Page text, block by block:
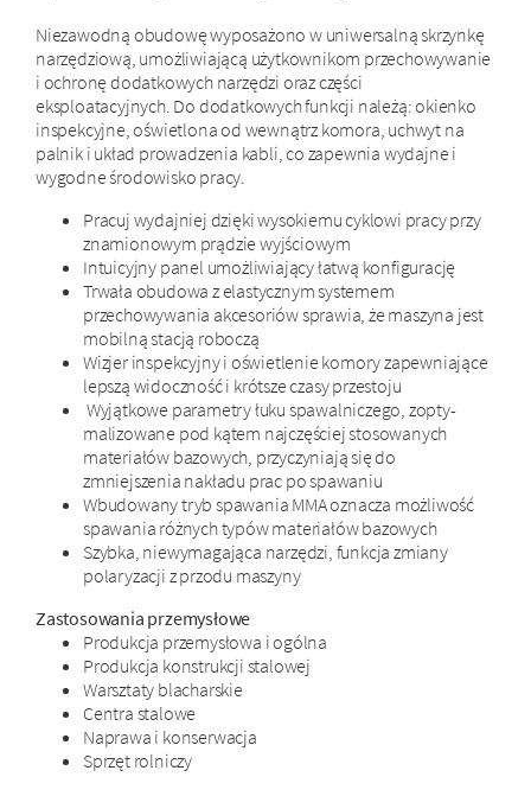
Niezawodną obudowę wyposażono w uniwersalną skrzynkę
narzędziową, umożliwiającą użytkownikom przechowywanie
i ochronę dodatkowych narzędzi oraz części
eksploatacyjnych. Do dodatkowych funkcji należą: okienko
inspekcyjne, oświetlona od wewnątrz komora, uchwyt na
palnik i układ prowadzenia kabli, co zapewnia wydajne i
wygodne środowisko pracy.
Pracuj wydajniej dzięki wysokiemu cyklowi pracy przy
znamionowym prądzie wyjściowym
Intuicyjny panel umożliwiający łatwą konfigurację
Trwała obudowa z elastycznym systemem
przechowywania akcesoriów sprawia, że maszyna jest
mobilną stacją roboczą
Wizjer inspekcyjny i oświetlenie komory zapewniające
lepszą widoczność i krótsze czasy przestoju
Wyjątkowe parametry łuku spawalniczego, zopty-
malizowane pod kątem najczęściej stosowanych
materiałów bazowych, przyczyniają się do
zmniejszenia nakładu prac po spawaniu
Wbudowany tryb spawania MMA oznacza możliwość
spawania różnych typów materiałów bazowych
Szybka, niewymagająca narzędzi, funkcja zmiany
polaryzacji z przodu maszyny
Zastosowania przemysłowe
Produkcja przemysłowa i ogólna
Produkcja konstrukcji stalowej
Warsztaty blacharskie
Centra stalowe
Naprawa i konserwacja
Sprzęt rolniczy